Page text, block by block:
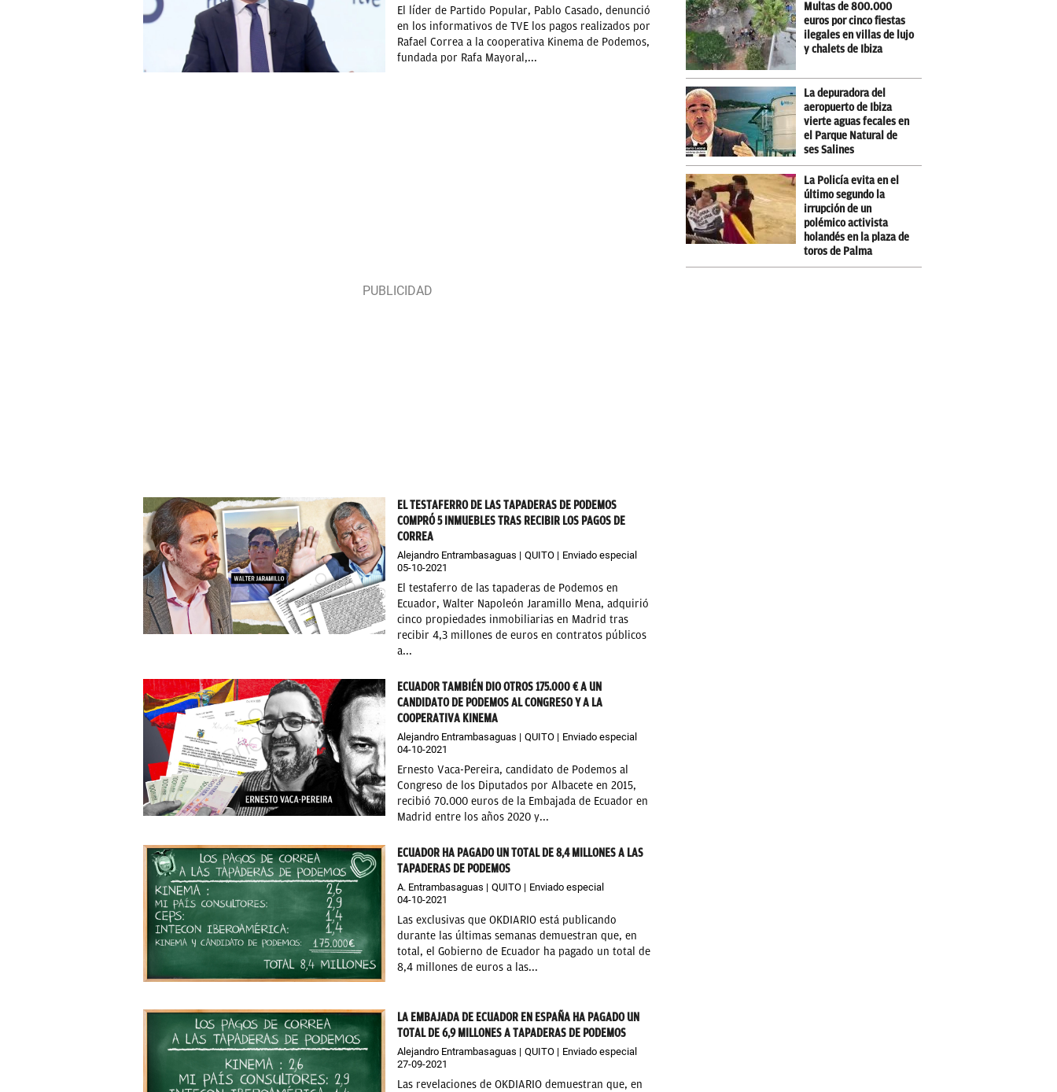
El líder de Partido Popular, Pablo Casado, denunció
en los informativos de TVE los pagos realizados por
Rafael Correa a la cooperativa Kinema de Podemos,
fundada por Rafa Mayoral,...
EL TESTAFERRO DE LAS TAPADERAS DE PODEMOS
COMPRÓ 5 INMUEBLES TRAS RECIBIR LOS PAGOS DE
CORREA
Alejandro Entrambasaguas QUITO
Enviado especial
05-10-2021
El testaferro de las tapaderas de Podemos en
Ecuador, Walter Napoleón Jaramillo Mena, adquirió
cinco propiedades inmobiliarias en Madrid tras
recibir 4,3 millones de euros en contratos públicos
a...
ECUADOR TAMBIÉN DIO OTROS 175.000 € A UN
CANDIDATO DE PODEMOS AL CONGRESO Y A LA
COOPERATIVA KINEMA
Alejandro Entrambasaguas QUITO
Enviado especial
04-10-2021
Ernesto Vaca-Pereira, candidato de Podemos al
Congreso de los Diputados por Albacete en 2015,
recibió 70.000 euros de la Embajada de Ecuador en
Madrid entre los años 2020 y...
ECUADOR HA PAGADO UN TOTAL DE 8,4 MILLONES A LAS
TAPADERAS DE PODEMOS
A. Entrambasaguas QUITO
Enviado especial
04-10-2021
Las exclusivas que OKDIARIO está publicando
durante las últimas semanas demuestran que, en
total, el Gobierno de Ecuador ha pagado un total de
8,4 millones de euros a las...
LA EMBAJADA DE ECUADOR EN ESPAÑA HA PAGADO UN
TOTAL DE 6,9 MILLONES A TAPADERAS DE PODEMOS
Alejandro Entrambasaguas QUITO
Enviado especial
27-09-2021
Las revelaciones de OKDIARIO demuestran que, en
Multas de 800.000
euros por cinco fiestas
ilegales en villas de lujo
y chalets de Ibiza
La depuradora del
aeropuerto de Ibiza
vierte aguas fecales en
el Parque Natural de
ses Salines
La Policía evita en el
último segundo la
irrupción de un
polémico activista
holandés en la plaza de
toros de Palma